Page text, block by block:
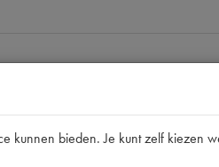
II-D
| DEXRON II-D
kunnen bieden. Je kunt zelf kiezen